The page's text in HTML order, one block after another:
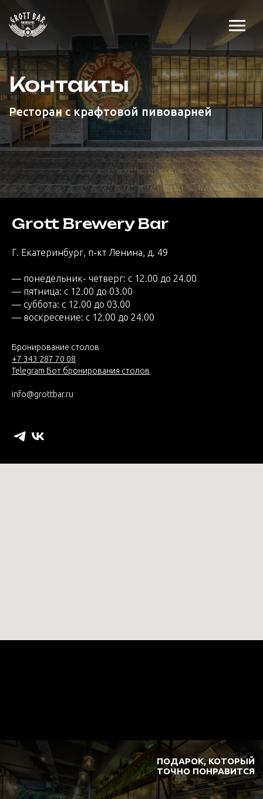
Контакты
Ресторан с крафтовой пивоварней
Grott Brewery Bar
Г. Екатеринбург, п-кт Ленина, д. 49
— понедельник- четверг: с 12.00 до 24.00
— пятница: с 12.00 до 03.00
— суббота: с 12.00 до 03.00
— воскресение: с 12.00 до 24.00
Бронирование столов
+7 343 287 70 08
Telegram Бот бронирования столов
info@grottbar.ru